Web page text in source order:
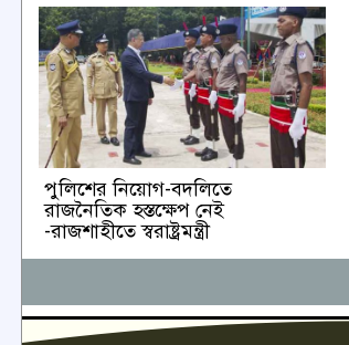
পুলিশের নিয়োগ-বদলিতে
রাজনৈতিক হস্তক্ষেপ নেই
-রাজশাহীতে স্বরাষ্ট্রমন্ত্রী